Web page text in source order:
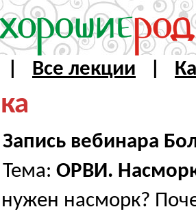
Все лекции
Запись вебинара
Тема: ОРВИ. Насморк
насморк?